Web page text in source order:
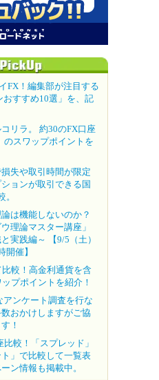
FX！編集部が注目する
おすすめ10選」を、記
リラ。 約30のFX口座
のスワップポイントを
失や取引時間が限定
ョンが取引できる国
。
は機能しないのか？
理論マスター講座」
実践編～ 【9/5（土）
開催】
較！高金利通貨を含
プポイントを紹介！
ンケート調査を行な
おかけしますがご協
！
較！「スプレッド」
」で比較して一覧表
ン情報も掲載中。